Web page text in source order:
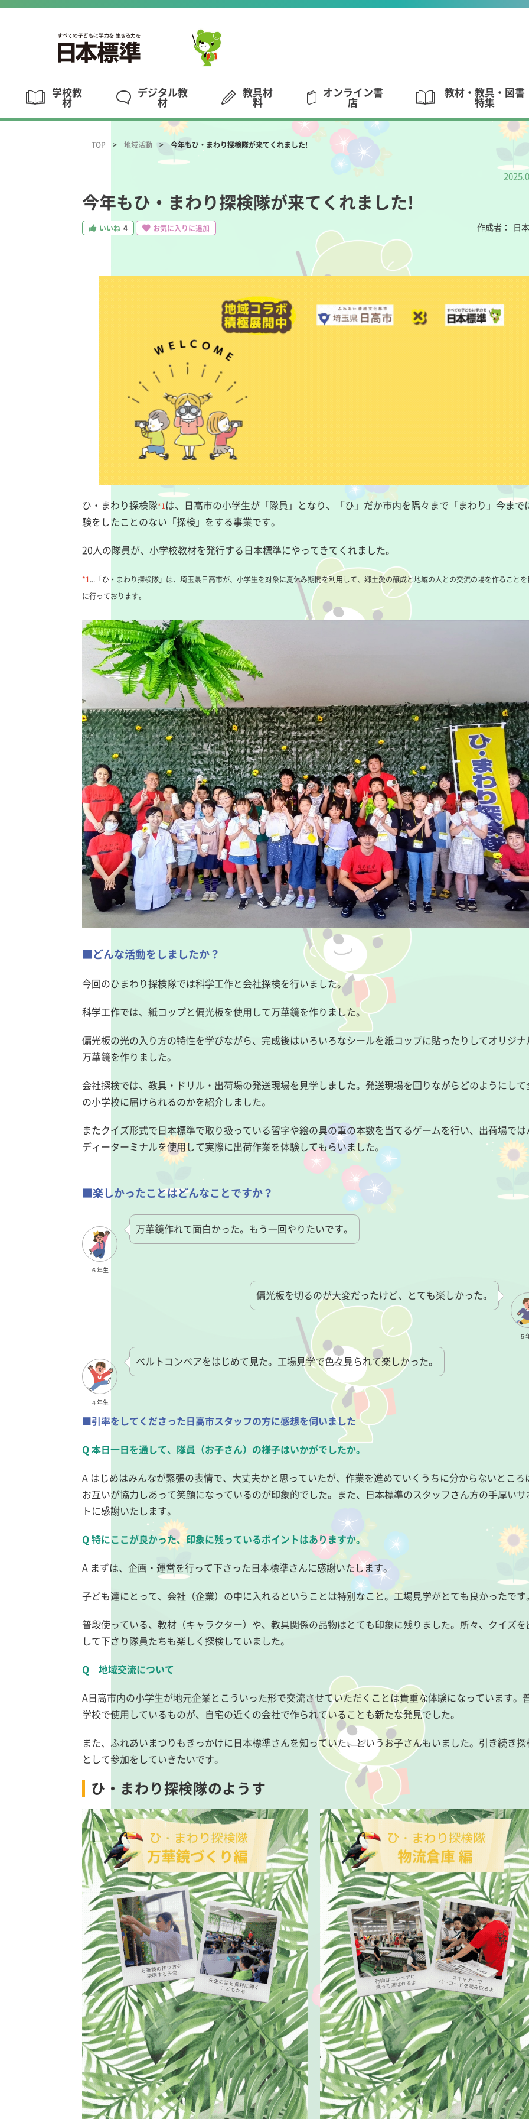
学校教
材
デジタル教
材
教具材
料
オンライン書
店
教材・教具・図書
特集
TOP 地域活動 今年もひ・まわり探検隊が来てくれました!
今年もひ・まわり探検隊が来てくれました!
いいね 4 お気に入りに追加 作成者： 日
ひ・まわり探検隊*1 は、日高市の小学生が「隊員」となり、「ひ」だか市内を隅々まで「まわり」今まで
験をしたことのない「探検」をする事業です。
20人の隊員が、小学校教材を発行する日本標準にやってきてくれました。
*1 ...「ひ・まわり探検隊」は、埼玉県日高市が、小学生を対象に夏休み期間を利用して、郷土愛の醸成と地域の人との交流の場を作ることを
に行っております。
■どんな活動をしましたか？
今回のひまわり探検隊では科学工作と会社探検を行いました。
科学工作では、紙コップと偏光板を使用して万華鏡を作りました。
偏光板の光の入り方の特性を学びながら、完成後はいろいろなシールを紙コップに貼ったりしてオリジナ
万華鏡を作りました。
会社探検では、教具・ドリル・出荷場の発送現場を見学しました。発送現場を回りながらどのようにして
の小学校に届けられるのかを紹介しました。
またクイズ形式で日本標準で取り扱っている習字や絵の具の筆の本数を当てるゲームを行い、出荷場では
ディーターミナルを使用して実際に出荷作業を体験してもらいました。
■楽しかったことはどんなことですか？
６年生
万華鏡作れて面白かった。もう一回やりたいです。
５
偏光板を切るのが大変だったけど、とても楽しかった。
４年生
ベルトコンベアをはじめて見た。工場見学で色々見られて楽しかった。
■引率をしてくださった日高市スタッフの方に感想を伺いました
Q 本日一日を通して、隊員（お子さん）の様子はいかがでしたか。
A はじめはみんなが緊張の表情で、大丈夫かと思っていたが、作業を進めていくうちに分からないところ
お互いが協力しあって笑顔になっているのが印象的でした。また、日本標準のスタッフさん方の手厚いサ
トに感謝いたします。
Q 特にここが良かった、印象に残っているポイントはありますか。
A まずは、企画・運営を行って下さった日本標準さんに感謝いたします。
子ども達にとって、会社（企業）の中に入れるということは特別なこと。工場見学がとても良かったです
普段使っている、教材（キャラクター）や、教具関係の品物はとても印象に残りました。所々、クイズを
して下さり隊員たちも楽しく探検していました。
Q 地域交流について
A日高市内の小学生が地元企業とこういった形で交流させていただくことは貴重な体験になっています。
学校で使用しているものが、自宅の近くの会社で作られていることも新たな発見でした。
また、ふれあいまつりもきっかけに日本標準さんを知っていた、というお子さんもいました。引き続き探
として参加をしていきたいです。
ひ・まわり探検隊のようす